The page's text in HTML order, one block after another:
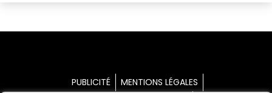
PUBLICITÉ MENTIONS LÉGALES